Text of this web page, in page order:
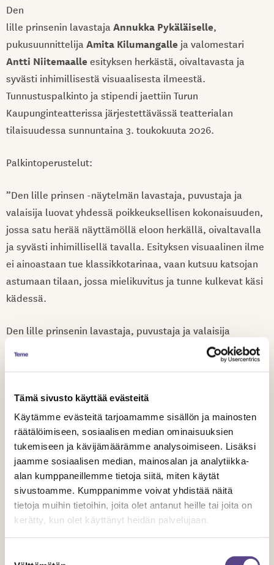
Tämä sivusto käyttää evästeitä
Käytämme evästeitä tarjoamamme sisällön ja mainosten
räätälöimiseen, sosiaalisen median ominaisuuksien
tukemiseen ja kävijämäärämme analysoimiseen. Lisäksi
jaamme sosiaalisen median, mainosalan ja analytiikka-
alan kumppaneillemme tietoja siitä, miten käytät
sivustoamme. Kumppanimme voivat yhdistää näitä
tietoja muihin tietoihin, joita olet antanut heille tai joita on
kerätty, kun olet käyttänyt heidän palvelujaan.
Den
lille prinsenin lavastaja Annukka Pykäläiselle,
pukusuunnittelija Amita Kilumangalle ja valomestari
Antti Niitemaalle esityksen herkästä, oivaltavasta ja
syvästi inhimillisestä visuaalisesta ilmeestä.
Tunnustuspalkinto ja stipendi jaettiin Turun
Kaupunginteatterissa järjestettävässä teatterialan
tilaisuudessa sunnuntaina 3. toukokuuta 2026.
Palkintoperustelut:
”Den lille prinsen -näytelmän lavastaja, puvustaja ja
valaisija luovat yhdessä poikkeuksellisen kokonaisuuden,
jossa satu herää näyttämöllä eloon herkällä, oivaltavalla
ja syvästi inhimillisellä tavalla. Esityksen visuaalinen ilme
ei ainoastaan tue klassikkotarinaa, vaan kutsuu katsojan
astumaan tilaan, jossa mielikuvitus ja tunne kulkevat käsi
kädessä.
Den lille prinsenin lavastaja, puvustaja ja valaisija
rakentavat näyttämölle runollisen todellisuuden, jossa
materiaalien tuntu, rakenteiden kerroksellisuus ja tilan
aikaa tässä ja nyt sekä ääretön ja ajaton. Puvustus
syventää hahmojen olemusta. Valosuunnittelu sitoo
kokonaisuuden yhteen, ohjaa katsojan katsetta ja
rytmittää kerrontaa.
Erityisen merkitykselliseksi tämän kokonaisuuden tekee
sen käsityöläisyys ja näkyvä inhimillinen kädenjälki.
Aikana, jolloin digitaaliset työkalut ja tekoäly kykenevät
tuottamaan hämmästyttävän realistisia visuaalisia